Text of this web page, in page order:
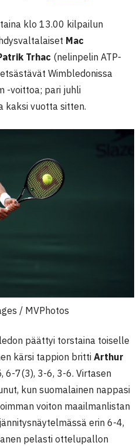
klo 13.00 kilpailun
Mac
Trhac (nelinpelin ATP-
Wimbledonissa
-voittoa; pari juhli
kaksi vuotta sitten.
/ MVPhotos
päättyi torstaina toiselle
kärsi tappion britti Arthur
6-7(3), 3-6, 3-6. Virtasen
kun suomalainen nappasi
voiton maailmanlistan
jännitysnäytelmässä erin 6-4,
pelasti ottelupallon